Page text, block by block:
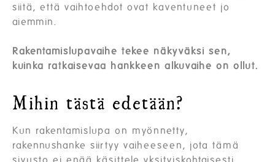
siitä, että vaihtoehdot ovat kaventuneet jo
aiemmin.
Rakentamislupavaihe tekee näkyväksi sen,
kuinka ratkaisevaa hankkeen alkuvaihe on ollut.
Mihin tästä edetään?
Kun rakentamislupa on myönnetty,
rakennushanke siirtyy vaiheeseen, jota tämä
sivusto ei enää käsittele yksityiskohtaisesti.